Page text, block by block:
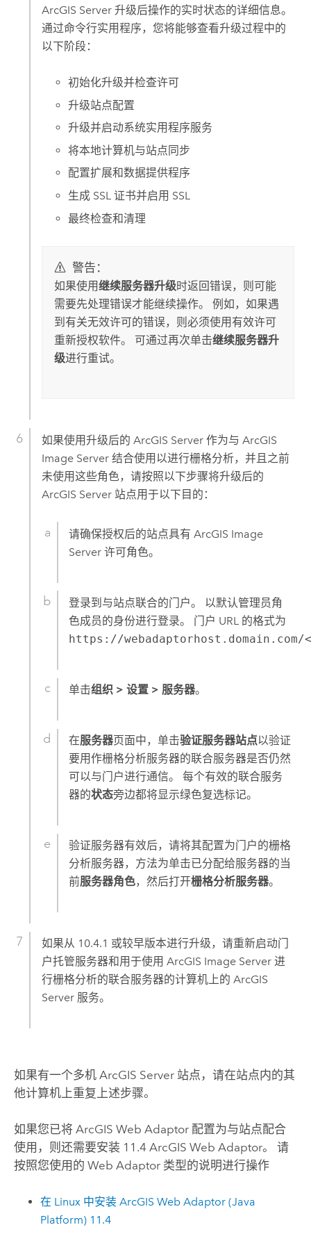
ArcGIS Server升级后操作的实时状态的详细信息。
通过命令行实用程序，您将能够查看升级过程中的
以下阶段：
初始化升级并检查许可
升级站点配置
升级并启动系统实用程序服务
将本地计算机与站点同步
配置扩展和数据提供程序
生成 SSL 证书并启用 SSL
最终检查和清理
警告：
如果使用继续服务器升级时返回错误，则可能
需要先处理错误才能继续操作。 例如，如果遇
到有关无效许可的错误，则必须使用有效许可
重新授权软件。 可通过再次单击继续服务器升
级进行重试。
如果使用升级后的 ArcGIS Server作为与 ArcGIS
Image Server结合使用以进行栅格分析，并且之前
未使用这些角色，请按照以下步骤将升级后的
ArcGIS Server站点用于以下目的：
请确保授权后的站点具有ArcGIS Image
Server 许可角色。
登录到与站点联合的门户。 以默认管理员角
色成员的身份进行登录。 门户 URL 的格式为
https://webadaptorhost.domain.com/
单击组织 > 设置 > 服务器。
在服务器页面中，单击验证服务器站点以验证
要用作栅格分析服务器的联合服务器是否仍然
可以与门户进行通信。 每个有效的联合服务
器的状态旁边都将显示绿色复选标记。
验证服务器有效后，请将其配置为门户的栅格
分析服务器，方法为单击已分配给服务器的当
前服务器角色，然后打开栅格分析服务器。
如果从 10.4.1 或较早版本进行升级，请重新启动门
户托管服务器和用于使用 ArcGIS Image Server进
行栅格分析的联合服务器的计算机上的 ArcGIS
Server服务。
如果有一个多机 ArcGIS Server站点，请在站点内的其
他计算机上重复上述步骤。
如果您已将 ArcGIS Web Adaptor配置为与站点配合
使用，则还需要安装 11.4 ArcGIS Web Adaptor。 请
按照您使用的 Web Adaptor 类型的说明进行操作
在 Linux 中安装ArcGIS Web Adaptor (Java
Platform) 11.4